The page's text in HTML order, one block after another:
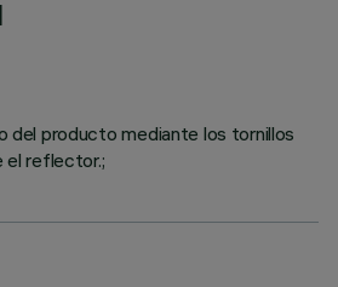
del producto mediante los tornillos
el reflector.;